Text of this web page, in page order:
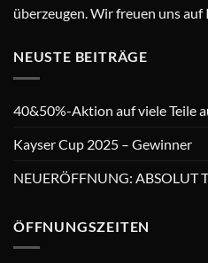
überzeugen. Wir freuen uns auf
NEUSTE BEITRÄGE
40&50%-Aktion auf viele Teile
Kayser Cup 2025 – Gewinner
NEUERÖFFNUNG: ABSOLUT
ÖFFNUNGSZEITEN